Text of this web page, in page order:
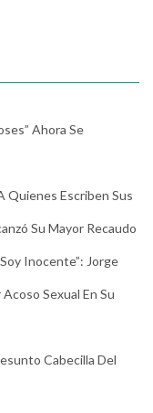
Ahora Se
Quienes Escriben Sus
Su Mayor Recaudo
Inocente”: Jorge
Sexual En Su
Cabecilla Del